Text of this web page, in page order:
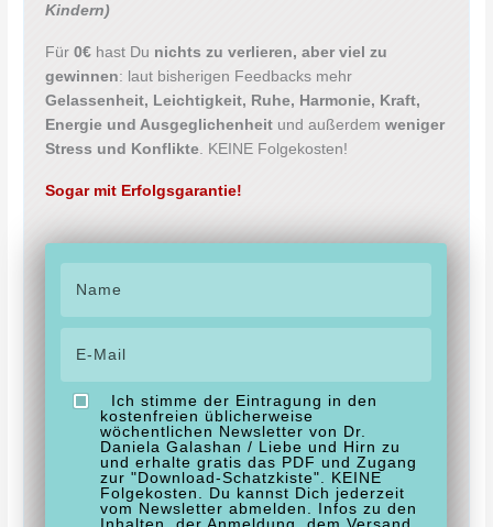
Kindern)
Für0€ hast Du nichts zu verlieren, aber viel zu
gewinnen: laut bisherigen Feedbacks mehr
Gelassenheit, Leichtigkeit, Ruhe, Harmonie, Kraft,
Energie und Ausgeglichenheit und außerdemweniger
Stress und Konflikte . KEINE Folgekosten!
Sogar mit Erfolgsgarantie!
Ich stimme der Eintragung in den
kostenfreien üblicherweise
wöchentlichen Newsletter von Dr.
Daniela Galashan / Liebe und Hirn zu
und erhalte gratis das PDF und Zugang
zur "Download-Schatzkiste". KEINE
Folgekosten. Du kannst Dich jederzeit
vom Newsletter abmelden. Infos zu den
Inhalten, der Anmeldung, dem Versand